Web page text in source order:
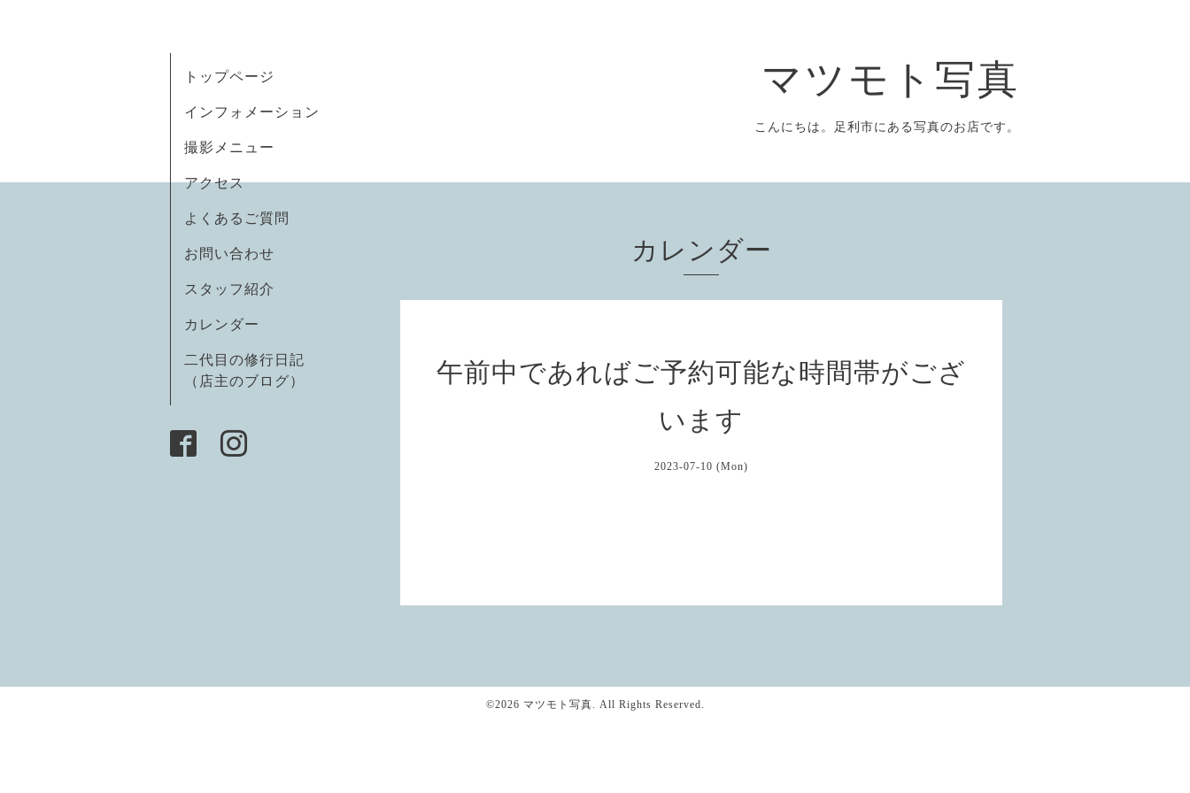
マツモト写真
こんにちは。足利市にある写真のお店です。
トップページ
インフォメーション
撮影メニュー
アクセス
よくあるご質問
お問い合わせ
スタッフ紹介
カレンダー
二代目の修行日記
（店主のブログ）
カレンダー
午前中であればご予約可能な時間帯がござ
います
2023-07-10 (Mon)
©2026 マツモト写真 . All Rights Reserved.